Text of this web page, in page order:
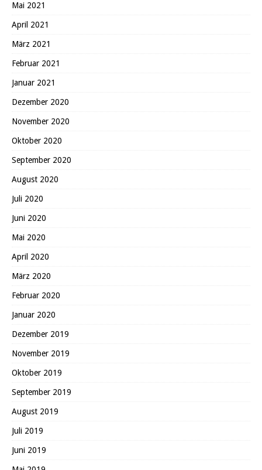
Mai 2021
April 2021
März 2021
Februar 2021
Januar 2021
Dezember 2020
November 2020
Oktober 2020
September 2020
August 2020
Juli 2020
Juni 2020
Mai 2020
April 2020
März 2020
Februar 2020
Januar 2020
Dezember 2019
November 2019
Oktober 2019
September 2019
August 2019
Juli 2019
Juni 2019